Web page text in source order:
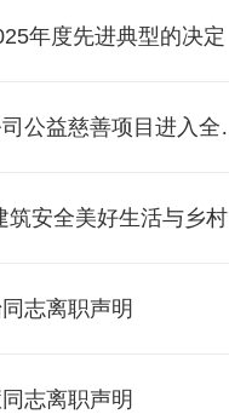
年度先进典型的决定
慈善项目进入全域结题验收阶段
美好生活与乡村发展大会”的通知
志离职声明
志离职声明